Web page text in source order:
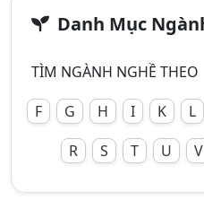
Danh Mục
TÌM NGÀNH NGHỀ THEO
F
G H I K L
R
S T U V